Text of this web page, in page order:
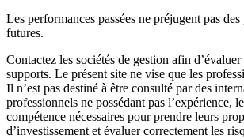
Les performances passées ne préjugent pas
futures.
Contactez les sociétés de gestion afin
supports. Le présent site ne vise que les
Il n’est pas destiné à être consulté par des
professionnels ne possédant pas l’expérience,
compétence nécessaires pour prendre leurs
d’investissement et évaluer correctement les